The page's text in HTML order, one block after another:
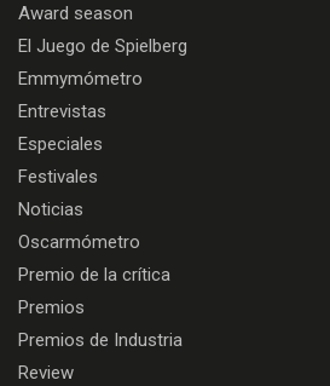
Award season
El Juego de Spielberg
Emmymómetro
Entrevistas
Especiales
Festivales
Noticias
Oscarmómetro
Premio de la crítica
Premios
Premios de Industria
Review